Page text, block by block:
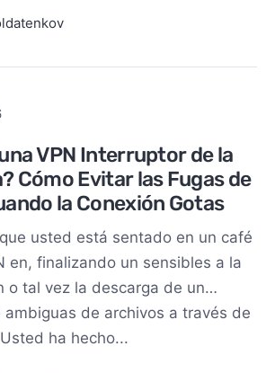
VPN Interruptor de la
Cómo Evitar las Fugas de
la Conexión Gotas
usted está sentado en un café
en, finalizando un sensibles a la
o tal vez la descarga de un…
ambiguas de archivos a través de
ha hecho...